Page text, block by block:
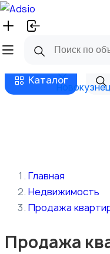
Русский
Бизнес тарифы
Каталог
Главная
Недвижимость
Продажа
Продажа